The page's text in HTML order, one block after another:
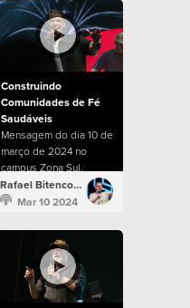
Construindo
Comunidades de Fé
Saudáveis
Mensagem do dia 10 de
março de 2024 no
campus Zona Sul.
Rafael Bitencourt
Mar 10 2024